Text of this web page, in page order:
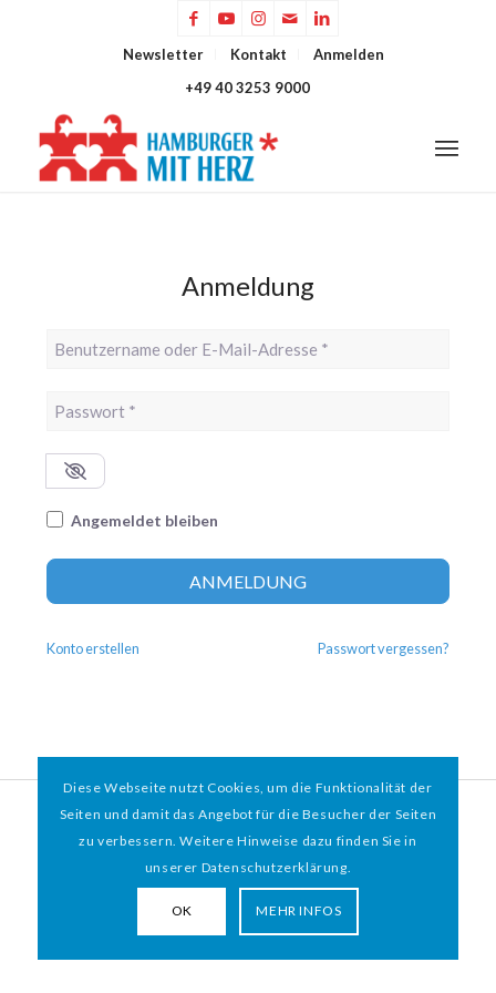
Newsletter Kontakt
Anmelden
+49 40 3253 9000
Anmeldung
Benutzername oder E-Mail-Adresse
Passwort *
Angemeldet bleiben
ANMELDUNG
Konto erstellen Passwort vergessen?
© 2026 HAMBURGER*MIT HERZ e.V. | WEBDESIGN BY WEBIGAMI
Diese Webseite nutzt Cookies, um die Funktionalität der
Seiten und damit das Angebot für die Besucher der Seiten
zu verbessern. Weitere Hinweise dazu finden Sie in
unserer Datenschutzerklärung.
OK MEHR INFOS